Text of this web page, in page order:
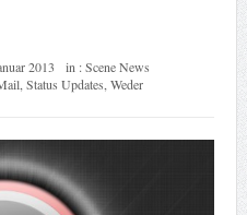
2013 in :Scene News
, Status Updates Weder